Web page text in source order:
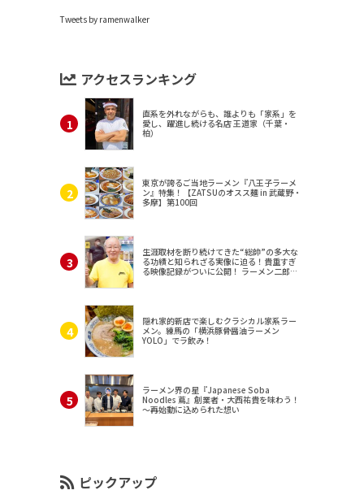
Tweets by ramenwalker
アクセスランキング
直系を外れながらも、誰よりも「家系」を
愛し、躍進し続ける名店 王道家（千葉・
柏）
東京が誇るご当地ラーメン『八王子ラーメ
ン』特集！【ZATSUのオスス麺 in 武蔵野・
多摩】第100回
生涯取材を断り続けてきた“総帥”の多大な
る功績と知られざる実像に迫る！貴重すぎ
る映像記録がついに公開！ ラーメン二郎
隠れ家的新店で楽しむクラシカル家系ラー
メン。練馬の「横浜豚骨醤油ラーメン
YOLO」でラ飲み！
ラーメン界の星『Japanese Soba
Noodles 蔦』創業者・大西祐貴を味わう！
～再始動に込められた想い
ピックアップ